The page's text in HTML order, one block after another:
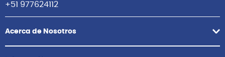
+51 977624112
Acerca de Nosotros